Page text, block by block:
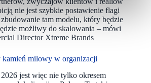
nie jest szybkie postawienie flagi
tam modelu, który będzie
możliwy do skalowania – mówi
Director Xtreme Brands
milowy w organizacji
jest więc nie tylko okresem